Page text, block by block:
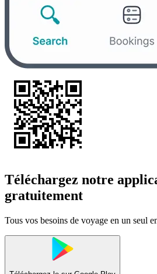
Téléchargez notre
gratuitement
Tous vos besoins de voyage en un seul